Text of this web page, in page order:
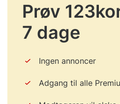
Prøv
7 dage
Ingen annoncer
Adgang til alle